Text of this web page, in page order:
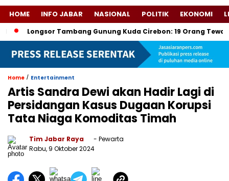
HOME INFO JABAR NASIONAL POLITIK EKONOMI
Longsor Tambang Gunung Kuda Cirebon: 19 Orang Tewas, Dua
Home / Entertainment
Artis Sandra Dewi akan Hadir Lagi di
Persidangan Kasus Dugaan Korupsi
Tata Niaga Komoditas Timah
Tim Jabar Raya
- Pewarta
Rabu, 9 Oktober 2024